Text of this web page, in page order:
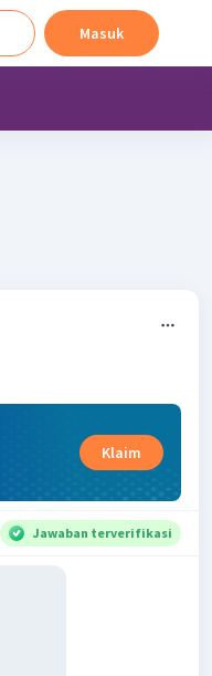
Masuk
Klaim
Jawaban terverifikasi